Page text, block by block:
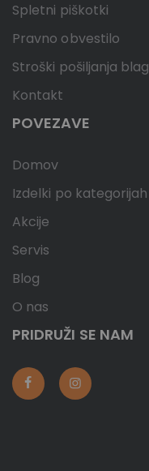
Spletni piškotki
Pravno obvestilo
Stroški pošiljanja
Kontakt
POVEZAVE
Domov
Izdelki po kategorijah
Akcije
Servis
Blog
O nas
PRIDRUŽI SE NAM